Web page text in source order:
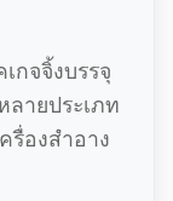
กจจิ้งบรรจุ
ายประเภท
รื่องสำอาง